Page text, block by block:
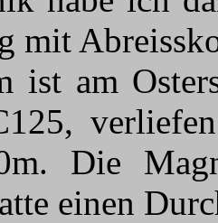
mit
ist am
Die
einen